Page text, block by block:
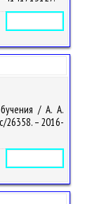
/ А. А.
26358. – 2016-